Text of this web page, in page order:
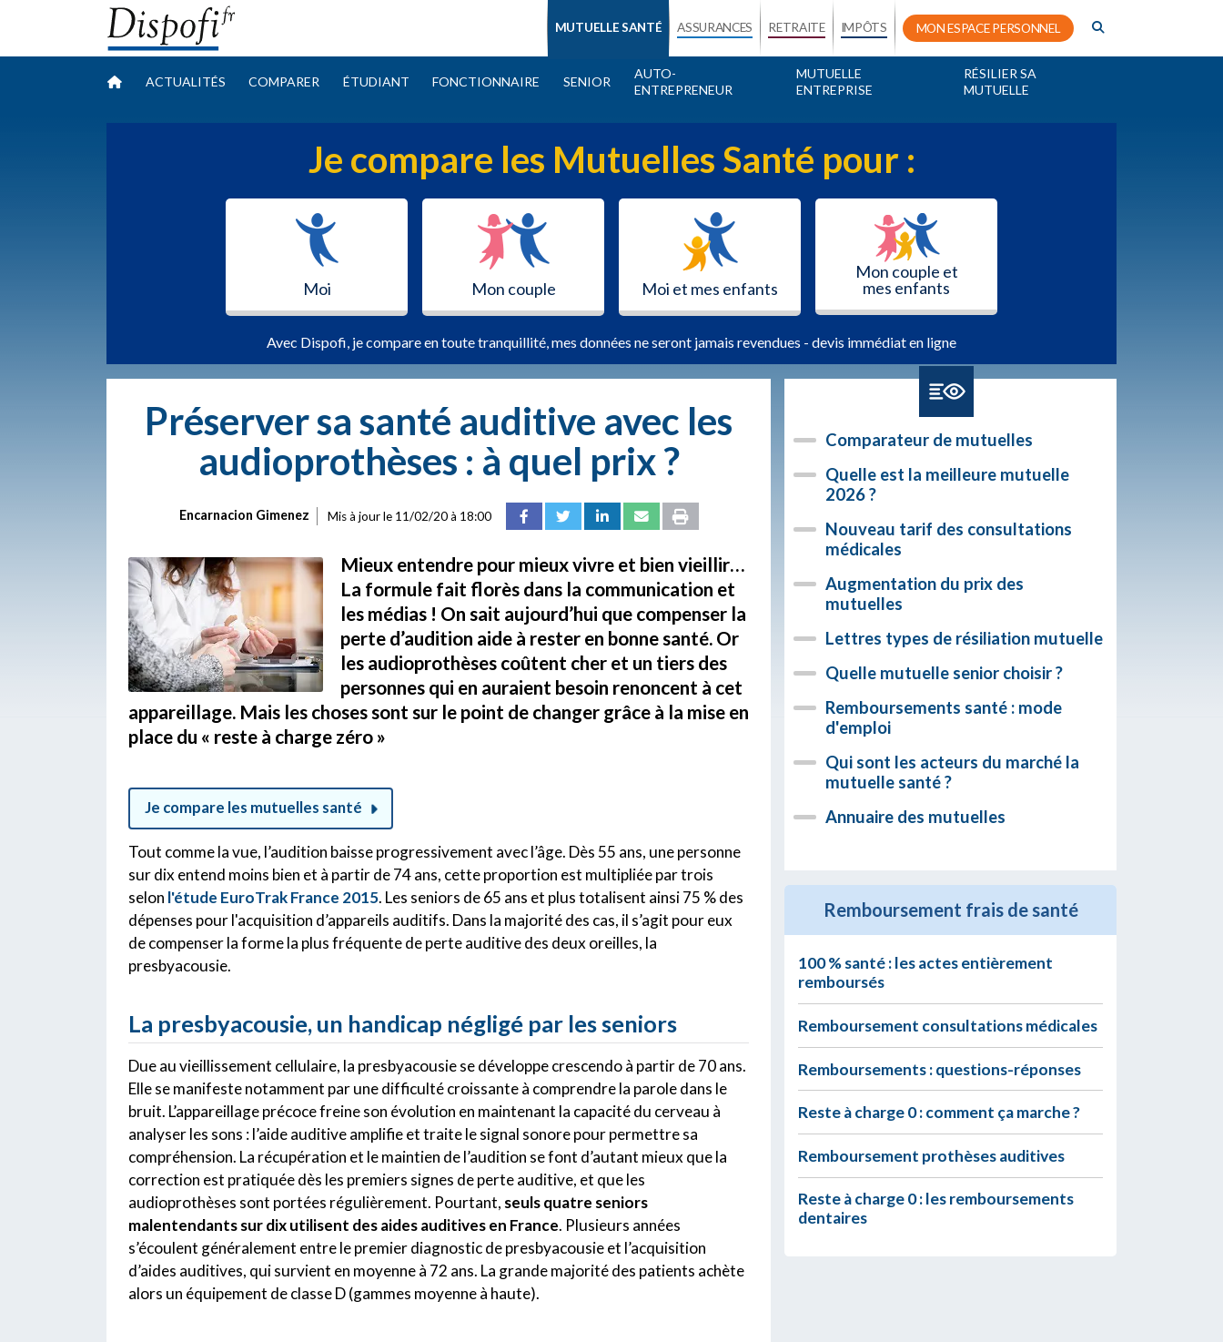
MUTUELLE SANTÉ ASSURANCES RETRAITE IMPÔTS MON ESPACE PERSONNEL
ACTUALITÉS COMPARER ÉTUDIANT FONCTIONNAIRE SENIOR
AUTO-
ENTREPRENEUR
MUTUELLE
ENTREPRISE
RÉSILIER SA
MUTUELLE
Je compare les Mutuelles Santé pour :
Moi Mon couple Moi et mes enfants
Mon couple et
mes enfants
Avec Dispofi, je compare en toute tranquillité, mes données ne seront jamais revendues - devis immédiat en ligne
Préserver sa santé auditive avec les
audioprothèses : à quel prix ?
Encarnacion Gimenez Mis à jour le11/02/20 à 18:00
Mieux entendre pour mieux vivre et bien vieillir…
La formule fait florès dans la communication et
les médias ! On sait aujourd’hui que compenser la
perte d’audition aide à rester en bonne santé. Or
les audioprothèses coûtent cher et un tiers des
personnes qui en auraient besoin renoncent à cet
appareillage. Mais les choses sont sur le point de changer grâce à la mise en
place du « reste à charge zéro »
Je compare les mutuelles santé
Tout comme la vue, l’audition baisse progressivement avec l’âge. Dès 55 ans, une personne
sur dix entend moins bien et à partir de 74 ans, cette proportion est multipliée par trois
selon l'étude EuroTrak France 2015. Les seniors de 65 ans et plus totalisent ainsi 75 % des
dépenses pour l'acquisition d’appareils auditifs. Dans la majorité des cas, il s’agit pour eux
de compenser la forme la plus fréquente de perte auditive des deux oreilles, la
presbyacousie.
La presbyacousie, un handicap négligé par les seniors
Due au vieillissement cellulaire, la presbyacousie se développe crescendo à partir de 70 ans.
Elle se manifeste notamment par une difficulté croissante à comprendre la parole dans le
bruit. L’appareillage précoce freine son évolution en maintenant la capacité du cerveau à
analyser les sons : l’aide auditive amplifie et traite le signal sonore pour permettre sa
compréhension. La récupération et le maintien de l’audition se font d’autant mieux que la
correction est pratiquée dès les premiers signes de perte auditive, et que les
audioprothèses sont portées régulièrement. Pourtant, seuls quatre seniors
malentendants sur dix utilisent des aides auditives en France. Plusieurs années
s’écoulent généralement entre le premier diagnostic de presbyacousie et l’acquisition
d’aides auditives, qui survient en moyenne à 72 ans. La grande majorité des patients achète
alors un équipement de classe D (gammes moyenne à haute).
Comparateur de mutuelles
Quelle est la meilleure mutuelle
2026 ?
Nouveau tarif des consultations
médicales
Augmentation du prix des
mutuelles
Lettres types de résiliation mutuelle
Quelle mutuelle senior choisir ?
Remboursements santé : mode
d'emploi
Qui sont les acteurs du marché la
mutuelle santé ?
Annuaire des mutuelles
Remboursement frais de santé
100 % santé : les actes entièrement
remboursés
Remboursement consultations médicales
Remboursements : questions-réponses
Reste à charge 0 : comment ça marche ?
Remboursement prothèses auditives
Reste à charge 0 : les remboursements
dentaires